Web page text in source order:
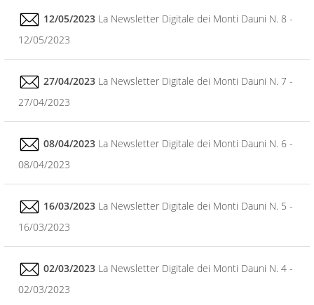
12/05/2023 La Newsletter Digitale dei Monti Dauni N. 8 -
12/05/2023
27/04/2023 La Newsletter Digitale dei Monti Dauni N. 7 -
27/04/2023
08/04/2023 La Newsletter Digitale dei Monti Dauni N. 6 -
08/04/2023
16/03/2023 La Newsletter Digitale dei Monti Dauni N. 5 -
16/03/2023
02/03/2023 La Newsletter Digitale dei Monti Dauni N. 4 -
02/03/2023